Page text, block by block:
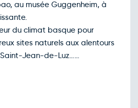
Retour le Sam. 05 déc. 26
Retour le Dim. 06 déc. 26
Retour le Lun. 07 déc. 26
au musée Guggenheim, à
du climat basque pour
sites naturels aux alentours
Saint-Jean-de-Luz……